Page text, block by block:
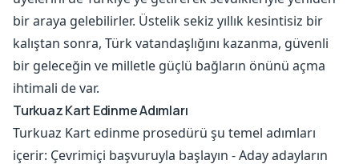
bir araya gelebilirler. Üstelik sekiz yıllık kesintisiz bir
kalıştan sonra, Türk vatandaşlığını kazanma, güvenli
bir geleceğin ve milletle güçlü bağların önünü açma
ihtimali de var.
Turkuaz Kart Edinme Adımları
Turkuaz Kart edinme prosedürü şu temel adımları
içerir: Çevrimiçi başvuruyla başlayın - Aday adayların